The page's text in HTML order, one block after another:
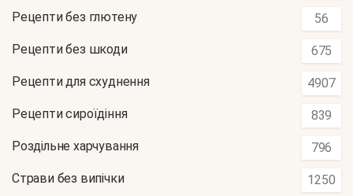
Рецепти без глютену 56
Рецепти без шкоди 675
Рецепти для схуднення 4907
Рецепти сироїдіння 839
Роздільне харчування 796
Страви без випічки 1250